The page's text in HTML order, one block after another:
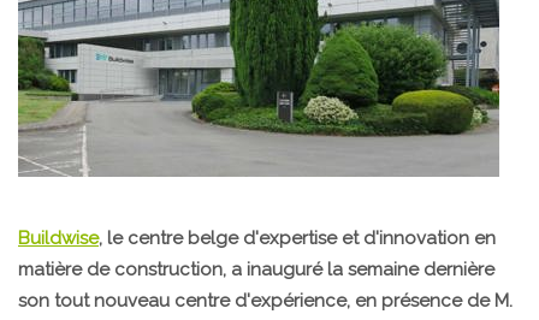
Buildwise, le centre belge d'expertise et d'innovation en
matière de construction, a inauguré la semaine dernière
son tout nouveau centre d'expérience, en présence de M.